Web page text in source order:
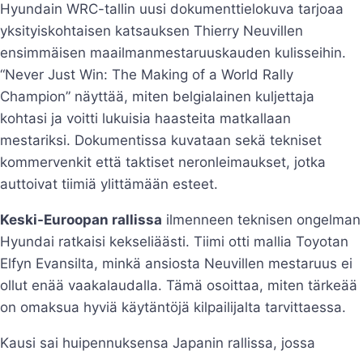
Hyundain WRC-tallin uusi dokumenttielokuva tarjoaa
yksityiskohtaisen katsauksen Thierry Neuvillen
ensimmäisen maailmanmestaruuskauden kulisseihin.
“Never Just Win: The Making of a World Rally
Champion” näyttää, miten belgialainen kuljettaja
kohtasi ja voitti lukuisia haasteita matkallaan
mestariksi. Dokumentissa kuvataan sekä tekniset
kommervenkit että taktiset neronleimaukset, jotka
auttoivat tiimiä ylittämään esteet.
Keski-Euroopan rallissa ilmenneen teknisen ongelman
Hyundai ratkaisi kekseliäästi. Tiimi otti mallia Toyotan
Elfyn Evansilta, minkä ansiosta Neuvillen mestaruus ei
ollut enää vaakalaudalla. Tämä osoittaa, miten tärkeää
on omaksua hyviä käytäntöjä kilpailijalta tarvittaessa.
Kausi sai huipennuksensa Japanin rallissa, jossa